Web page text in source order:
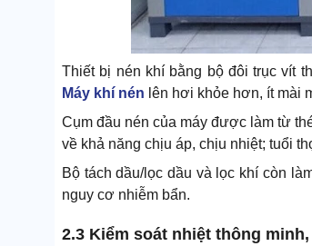
Thiết bị nén khí bằng bộ đôi trục vít
Máy khí nén lên hơi khỏe hơn, ít mài
Cụm đầu nén của máy được làm từ
về khả năng chịu áp, chịu nhiệt; tuổi
Bộ tách dầu/lọc dầu và lọc khí còn
nguy cơ nhiễm bẩn.
2.3 Kiểm soát nhiệt thông